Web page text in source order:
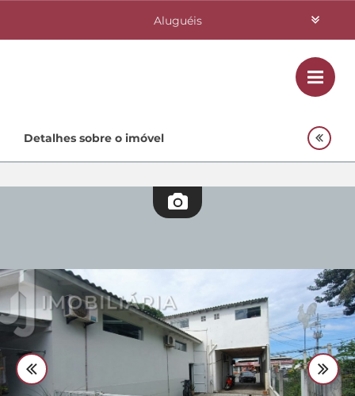
Aluguéis
Investimentos
Quem Somos
Fale Conosco 48 3364-0079
48 99842-0500
Divulgue
Detalhes sobre o imóvel